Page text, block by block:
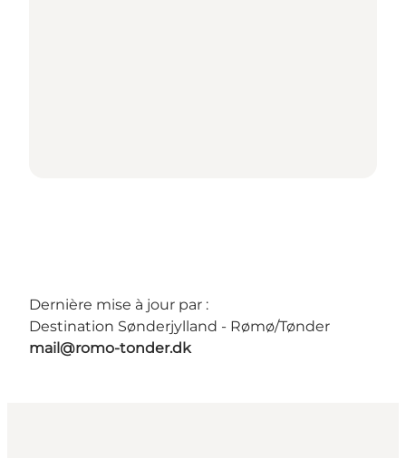
Dernière mise à jour par :
Destination Sønderjylland - Rømø/Tønder
mail@romo-tonder.dk